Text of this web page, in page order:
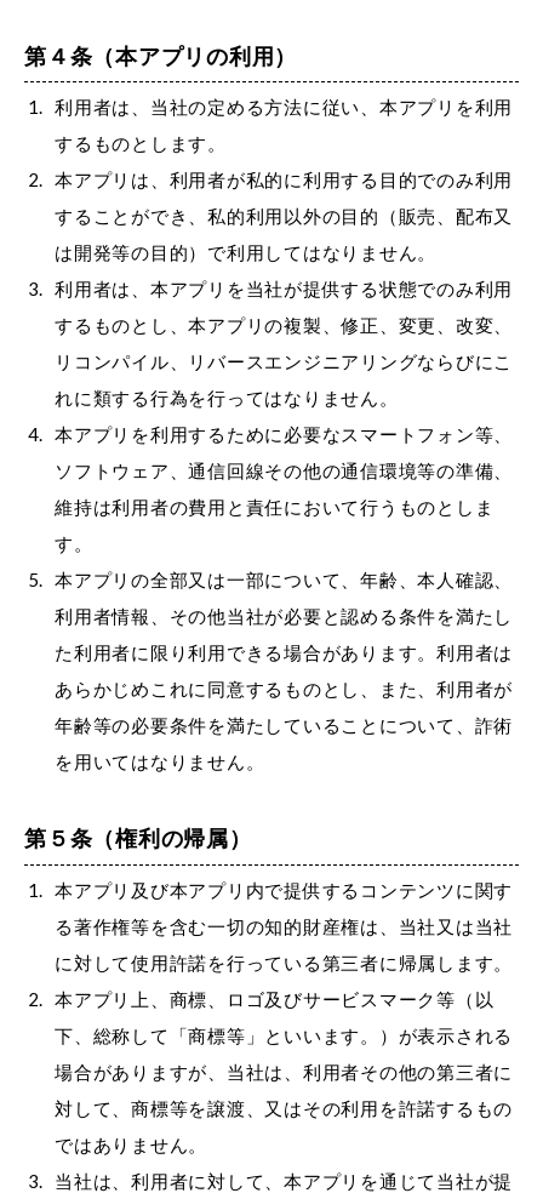
第４条（本アプリの利用）
利用者は、当社の定める方法に従い、本アプリを利用
するものとします。
本アプリは、利用者が私的に利用する目的でのみ利用
することができ、私的利用以外の目的（販売、配布又
は開発等の目的）で利用してはなりません。
利用者は、本アプリを当社が提供する状態でのみ利用
するものとし、本アプリの複製、修正、変更、改変、
リコンパイル、リバースエンジニアリングならびにこ
れに類する行為を行ってはなりません。
本アプリを利用するために必要なスマートフォン等、
ソフトウェア、通信回線その他の通信環境等の準備、
維持は利用者の費用と責任において行うものとしま
す。
本アプリの全部又は一部について、年齢、本人確認、
利用者情報、その他当社が必要と認める条件を満たし
た利用者に限り利用できる場合があります。利用者は
あらかじめこれに同意するものとし、また、利用者が
年齢等の必要条件を満たしていることについて、詐術
を用いてはなりません。
第５条（権利の帰属）
本アプリ及び本アプリ内で提供するコンテンツに関す
る著作権等を含む一切の知的財産権は、当社又は当社
に対して使用許諾を行っている第三者に帰属します。
本アプリ上、商標、ロゴ及びサービスマーク等（以
下、総称して「商標等」といいます。）が表示される
場合がありますが、当社は、利用者その他の第三者に
対して、商標等を譲渡、又はその利用を許諾するもの
ではありません。
当社は、利用者に対して、本アプリを通じて当社が提